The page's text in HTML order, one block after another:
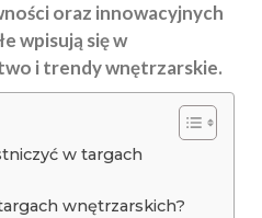
oraz innowacyjnych
wpisują się w
i trendy wnętrzarskie.
w targach
wnętrzarskich?